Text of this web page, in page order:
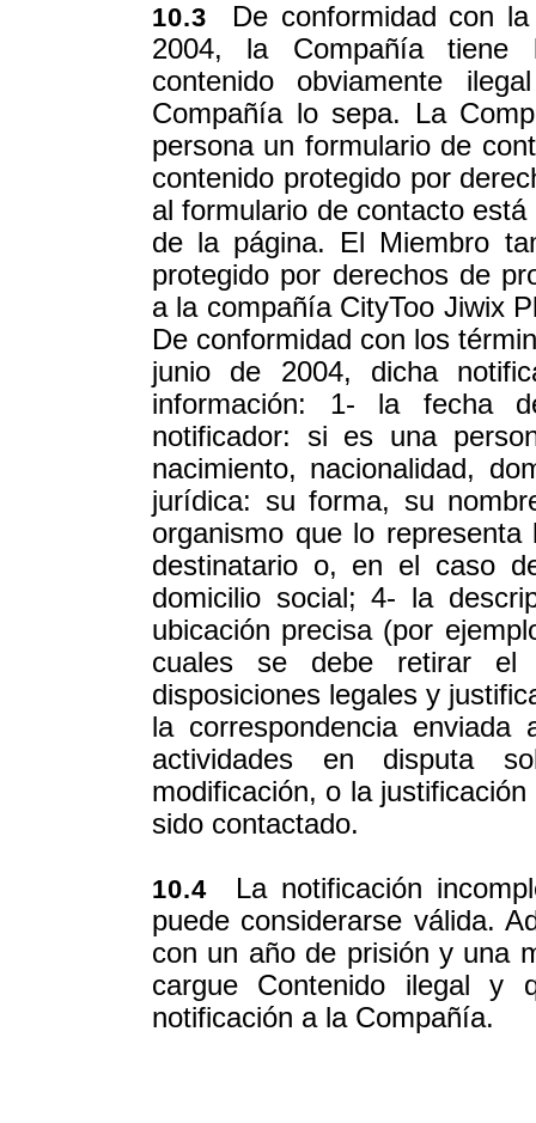
10.3 De conformidad con
2004, la Compañía tiene
contenido obviamente
Compañía lo sepa. La
persona un formulario de
contenido protegido por
al formulario de contacto
de la página. El Miembro
protegido por derechos de
a la compañía CityToo Jiwix
De conformidad con los
junio de 2004, dicha
información: 1- la fecha
notificador: si es una
nacimiento, nacionalidad,
jurídica: su forma, su
organismo que lo
destinatario o, en el caso
domicilio social; 4- la
ubicación precisa (por
cuales se debe retirar el
disposiciones legales y
la correspondencia
actividades en disputa
modificación, o la
sido contactado.
10.4 La notificación
puede considerarse válida.
con un año de prisión y una
cargue Contenido ilegal y
notificación a la Compañía.